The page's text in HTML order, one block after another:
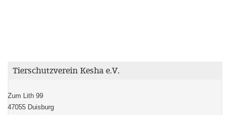
Tierschutzverein Kesha e.V.
Zum Lith 99
47055 Duisburg